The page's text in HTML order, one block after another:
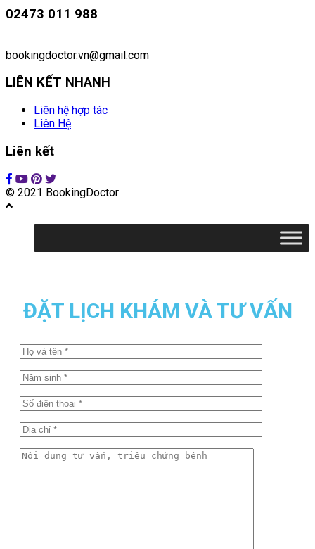
02473 011 988
bookingdoctor.vn@gmail.com
LIÊN KẾT NHANH
Liên hệ hợp tác
Liên Hệ
Liên kết
© 2021 BookingDoctor
ĐẶT LỊCH KHÁM VÀ TƯ VẤN